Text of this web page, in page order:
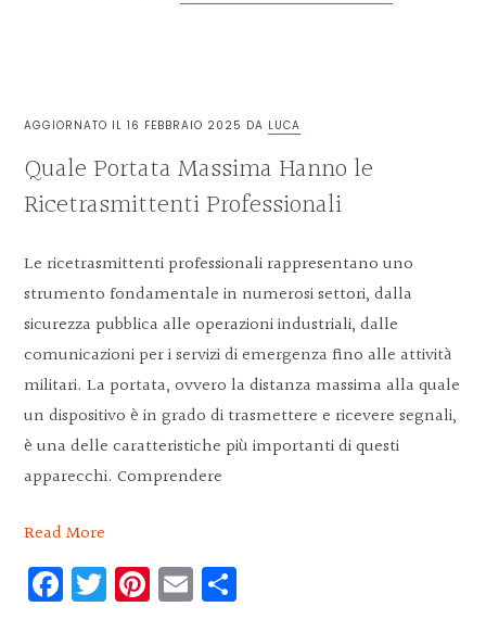
AGGIORNATO IL16 FEBBRAIO 2025 DA LUCA
Quale Portata Massima Hanno le
Ricetrasmittenti Professionali
Le ricetrasmittenti professionali rappresentano uno
strumento fondamentale in numerosi settori, dalla
sicurezza pubblica alle operazioni industriali, dalle
comunicazioni per i servizi di emergenza fino alle attività
militari. La portata, ovvero la distanza massima alla quale
un dispositivo è in grado di trasmettere e ricevere segnali,
è una delle caratteristiche più importanti di questi
apparecchi. Comprendere
Read More
Facebook
Twitter
Pinterest
Email